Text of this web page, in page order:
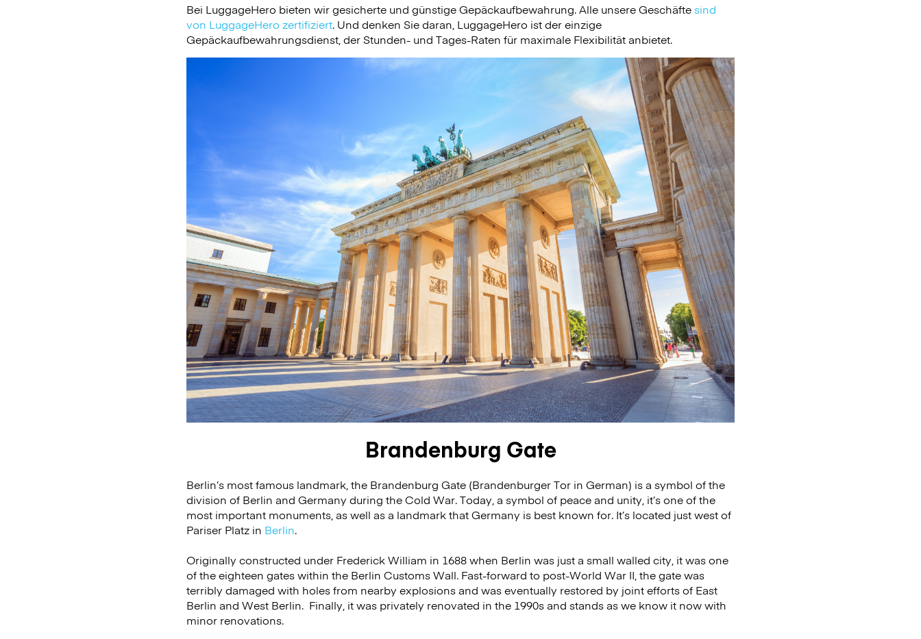
Bei LuggageHero bieten wir gesicherte und günstige Gepäckaufbewahrung. Alle unsere Geschäftesind
von LuggageHero zertifiziert. Und denken Sie daran, LuggageHero ist der einzige
Gepäckaufbewahrungsdienst, der Stunden- und Tages-Raten für maximale Flexibilität anbietet.
Brandenburg Gate
Berlin’s most famous landmark, the Brandenburg Gate (Brandenburger Tor in German) is a symbol of the
division of Berlin and Germany during the Cold War. Today, a symbol of peace and unity, it’s one of the
most important monuments, as well as a landmark that Germany is best known for. It’s located just west of
Pariser Platz in Berlin.
Originally constructed under Frederick William in 1688 when Berlin was just a small walled city, it was one
of the eighteen gates within the Berlin Customs Wall. Fast-forward to post-World War II, the gate was
terribly damaged with holes from nearby explosions and was eventually restored by joint efforts of East
Berlin and West Berlin. Finally, it was privately renovated in the 1990s and stands as we know it now with
minor renovations.